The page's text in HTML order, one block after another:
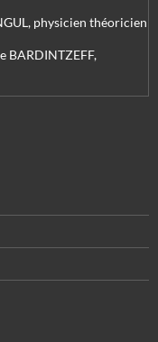
physicien théoricien
BARDINTZEFF,